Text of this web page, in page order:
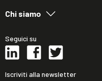
Chi siamo
Seguici su
Iscriviti alla newsletter